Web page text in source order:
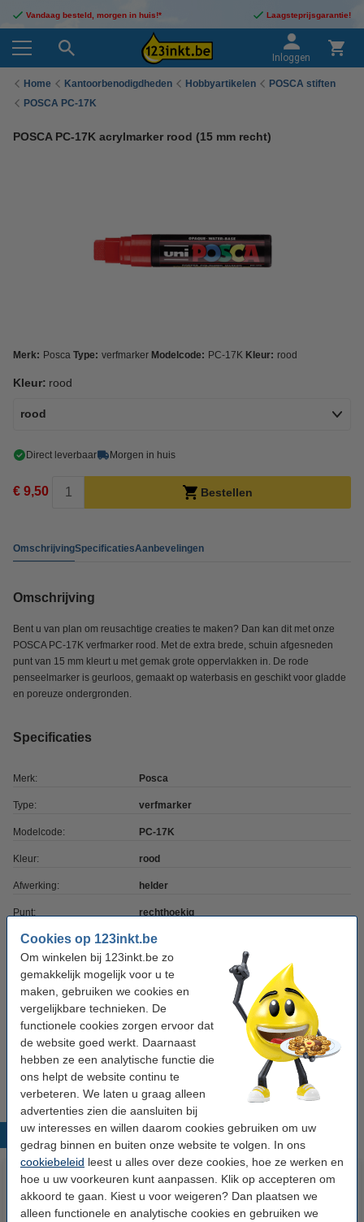
Cookies op 123inkt.be
Om winkelen bij 123inkt.be zo
gemakkelijk mogelijk voor u te
maken, gebruiken we cookies en
vergelijkbare technieken. De
functionele cookies zorgen ervoor dat
de website goed werkt. Daarnaast
hebben ze een analytische functie die
ons helpt de website continu te
verbeteren. We laten u graag alleen
advertenties zien die aansluiten bij
uw interesses en willen daarom cookies gebruiken om uw
gedrag binnen en buiten onze website te volgen. In ons
cookiebeleid leest u alles over deze cookies, hoe ze werken en
hoe u uw voorkeuren kunt aanpassen. Klik op accepteren om
akkoord te gaan. Kiest u voor weigeren? Dan plaatsen we
alleen functionele en analytische cookies en gebruiken we
Vandaag besteld, morgen in huis!* Laagsteprijsgarantie!
Inloggen
Home Kantoorbenodigdheden Hobbyartikelen
POSCA stiften
POSCA PC-17K
POSCA PC-17K acrylmarker rood (15 mm recht)
Merk: Posca Type: verfmarker Modelcode: PC-17K Kleur: rood
Kleur: rood
rood
Direct leverbaar Morgen in huis
€ 9,50 Bestellen
OmschrijvingSpecificatiesAanbevelingen
Omschrijving
Bent u van plan om reusachtige creaties te maken? Dan kan dit met onze
POSCA PC-17K verfmarker rood. Met de extra brede, schuin afgesneden
punt van 15 mm kleurt u met gemak grote oppervlakken in. De rode
penseelmarker is geurloos, gemaakt op waterbasis en geschikt voor gladde
en poreuze ondergronden.
Specificaties
Merk: Posca
Type: verfmarker
Modelcode: PC-17K
Kleur: rood
Afwerking: helder
Punt: rechthoekig
Schrijfbreedte: 15 mm
Winstpakker!
Aanbieding: 5x POSCA PC-17K acrylmarker
rood (15 mm recht)
€ 44,50
Populaire producten